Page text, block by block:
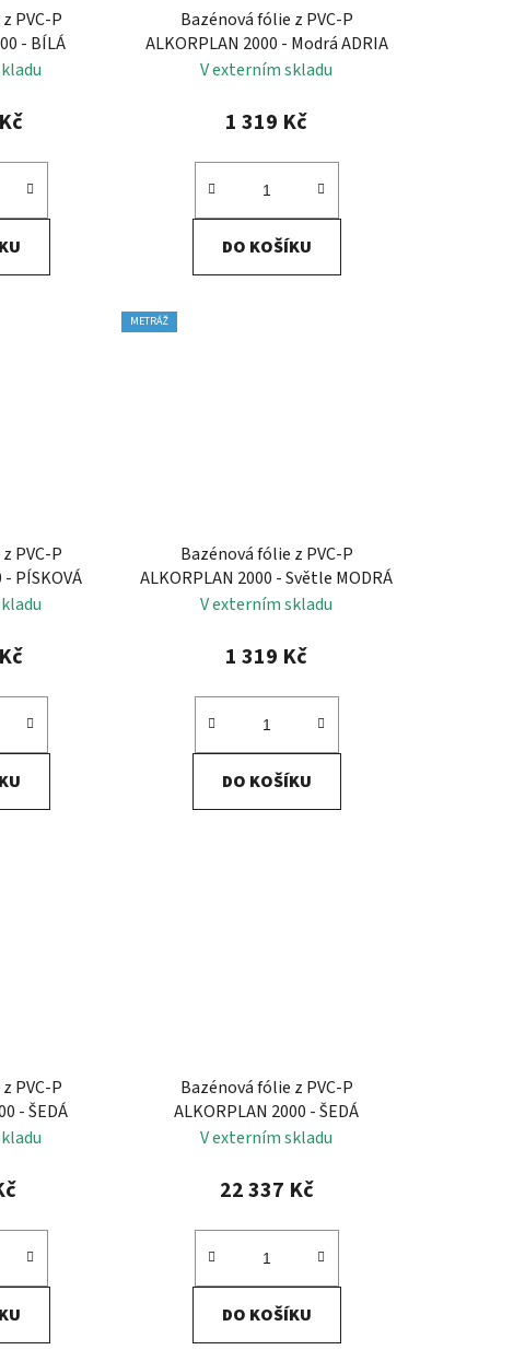
t
PVC-P
- BÍLÁ
Bazénová fólie z PVC-P
ALKORPLAN 2000 - Modrá ADRIA
V externím skladu
1 319 Kč
DO KOŠÍKU
PVC-P
PÍSKOVÁ
METRÁŽ
Bazénová fólie z PVC-P
ALKORPLAN 2000 - Světle MODRÁ
V externím skladu
1 319 Kč
DO KOŠÍKU
PVC-P
- ŠEDÁ
Bazénová fólie z PVC-P
ALKORPLAN 2000 - ŠEDÁ
V externím skladu
22 337 Kč
DO KOŠÍKU